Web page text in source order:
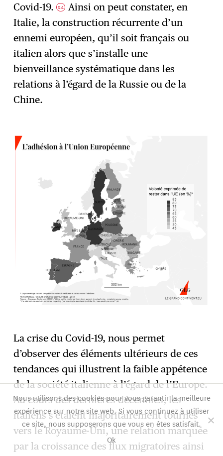
Covid-19.24 Ainsi on peut constater, en
Italie, la construction récurrente d’un
ennemi européen, qu’il soit français ou
italien alors que s’installe une
bienveillance systématique dans les
relations à l’égard de la Russie ou de la
Chine.
La crise du Covid-19, nous permet
d’observer des éléments ultérieurs de ces
tendances qui illustrent la faible appétence
de la société italienne à l’égard de l’Europe.
Au cours des dernières décennies, les
italiens s’étaient majoritairement tournés
vers le Royaume-Uni, une relation marquée
par la croissance des flux migratoires ainsi
Nous utilisons des cookies pour vous garantir la meilleure
expérience sur notre site web. Si vous continuez à utiliser
ce site, nous supposerons que vous en êtes satisfait.
Ok